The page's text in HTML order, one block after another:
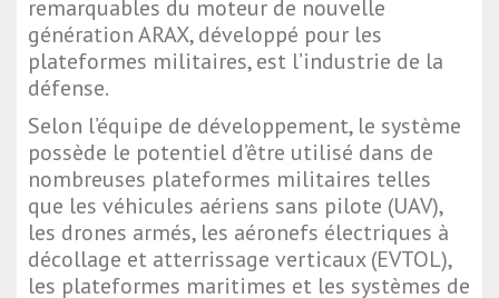
remarquables du moteur de nouvelle
génération ARAX, développé pour les
plateformes militaires, est l’industrie de la
défense.
Selon l’équipe de développement, le système
possède le potentiel d’être utilisé dans de
nombreuses plateformes militaires telles
que les véhicules aériens sans pilote (UAV),
les drones armés, les aéronefs électriques à
décollage et atterrissage verticaux (EVTOL),
les plateformes maritimes et les systèmes de